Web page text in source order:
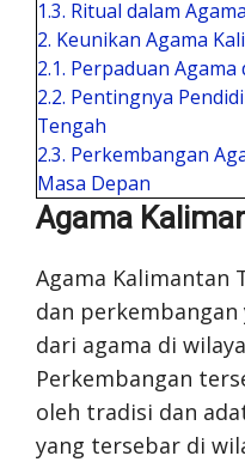
1.3. Ritual dalam
2. Keunikan Agama
2.1. Perpaduan Agama
2.2. Pentingnya
Tengah
2.3. Perkembangan
Masa Depan
Agama
Agama Kalimantan
dan
dari agama di
Perkembangan
oleh tradisi dan
yang tersebar di